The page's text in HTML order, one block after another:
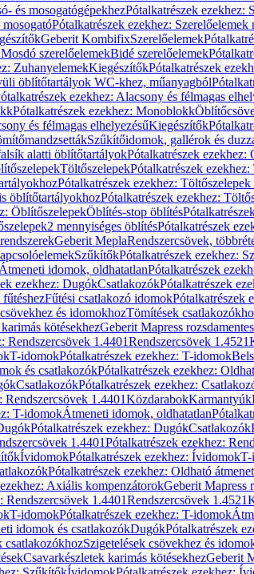
és mosogatógépekhezPótalkatrészek ezekhez:
mosogatóPótalkatrészek ezekhez: Szerelőelemek
Geberit KombifixSzerelőelemek
szerelőelemekBidé szerelőelemek
ZuhanyelemekKiegészítőkPótalkatrészek
öblítőtartályok WC-khez, műanyagból
ezekhez: Alacsony és félmagas
Pótalkatrészek ezekhez: Monoblokk
és félmagas elhelyezésűKiegészítők
Szűkítőidomok, gallérok és
alatti öblítőtartályokPótalkatrészek
TöltőszelepekPótalkatrészek
Pótalkatrészek ezekhez:
öblítőtartályokhozPótalkatrészek ezekhez:
ÖblítőszelepekÖblítés-stop öblítés
2 mennyiséges öblítésPótalkatrészek
Geberit MeplaRendszercsövek,
SzűkítőkPótalkatrészek ezekhez:
Átmeneti idomok, oldhatatlanPótalkatrészek
ezekhez: DugókCsatlakozókPótalkatrészek
Fűtési csatlakozó idomokPótalkatrészek
és idomokhozTömítések
kötésekhezGeberit Mapress
Rendszercsövek 1.4401Rendszercsövek 1.4521
T-idomokPótalkatrészek ezekhez: T-idomok
és csatlakozókPótalkatrészek ezekhez:
CsatlakozókPótalkatrészek ezekhez:
Rendszercsövek 1.4401KözdarabokKarmantyúk
T-idomokÁtmeneti idomok, oldhatatlan
Pótalkatrészek ezekhez: DugókCsatlakozók
1.4401Pótalkatrészek ezekhez:
ÍvidomokPótalkatrészek ezekhez: ÍvidomokT-
Pótalkatrészek ezekhez: Oldható
Axiális kompenzátorokGeberit Mapress
Rendszercsövek 1.4401Rendszercsövek 1.4521
T-idomokPótalkatrészek ezekhez: T-idomok
idomok és csatlakozókDugókPótalkatrészek
csatlakozókhozSzigetelések csövekhez és
Csavarkészletek karimás kötésekhezGeberit